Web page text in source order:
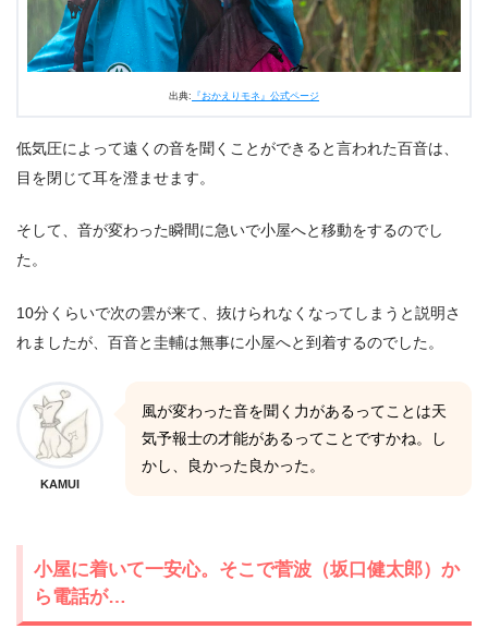
出典: 『おかえりモネ』公式ページ
低気圧によって遠くの音を聞くことができると言われた百音は、
目を閉じて耳を澄ませます。
そして、音が変わった瞬間に急いで小屋へと移動をするのでし
た。
10分くらいで次の雲が来て、抜けられなくなってしまうと説明さ
れましたが、百音と圭輔は無事に小屋へと到着するのでした。
KAMUI
風が変わった音を聞く力があるってことは天
気予報士の才能があるってことですかね。し
かし、良かった良かった。
小屋に着いて一安心。そこで菅波（坂口健太郎）か
ら電話が…